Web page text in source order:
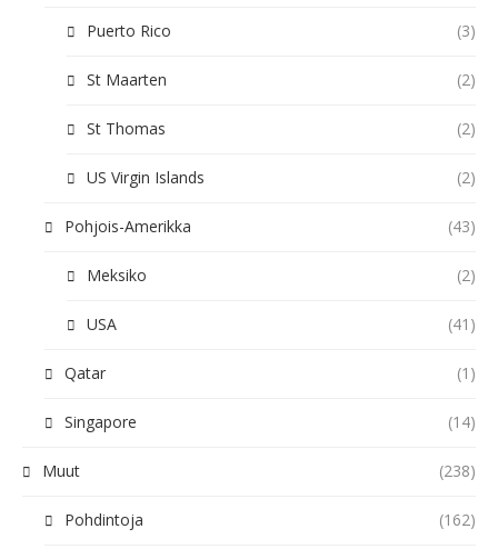
Puerto Rico (3)
St Maarten (2)
St Thomas (2)
US Virgin Islands (2)
Pohjois-Amerikka (43)
Meksiko (2)
USA (41)
Qatar (1)
Singapore (14)
Muut (238)
Pohdintoja (162)